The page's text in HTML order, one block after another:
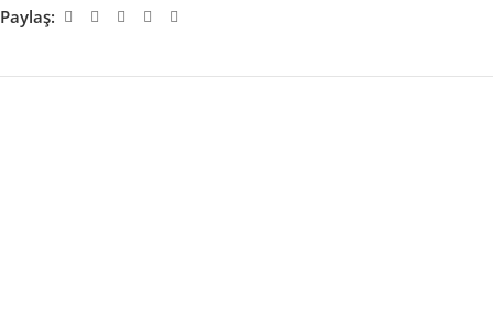
Paylaş: